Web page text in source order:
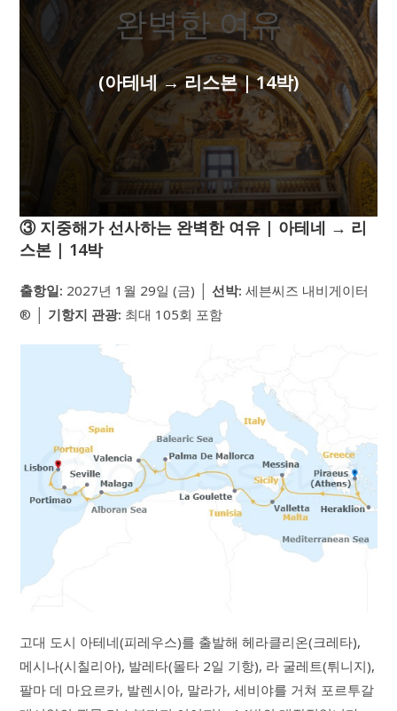
완벽한 여유
(아테네 → 리스본 | 14박)
③ 지중해가 선사하는 완벽한 여유 | 아테네 → 리
스본 | 14박
출항일: 2027년 1월 29일 (금) │선박: 세븐씨즈 내비게이터
® │ 기항지 관광: 최대 105회 포함
고대 도시 아테네(피레우스)를 출발해 헤라클리온(크레타),
메시나(시칠리아), 발레타(몰타 2일 기항), 라 굴레트(튀니지),
팔마 데 마요르카, 발렌시아, 말라가, 세비야를 거쳐 포르투갈